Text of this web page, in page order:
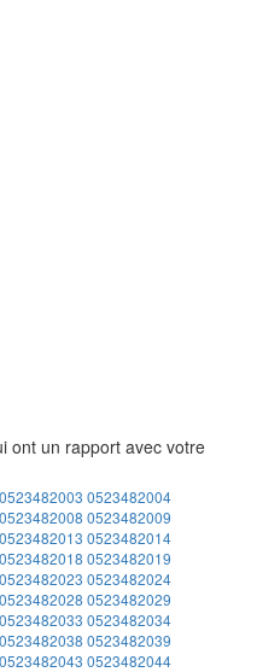
ont un rapport avec votre
0523482003 0523482004
0523482008 0523482009
0523482013 0523482014
0523482018 0523482019
0523482023 0523482024
0523482028 0523482029
0523482033 0523482034
0523482038 0523482039
0523482043 0523482044